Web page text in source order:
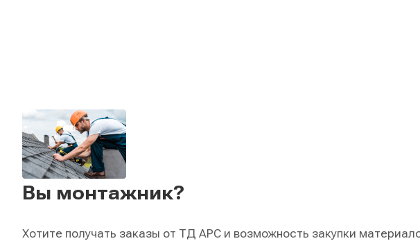
Вы монтажник?
Хотите получать заказы от ТД АРС и возможность закупки